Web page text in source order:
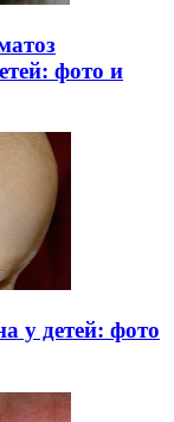
фото и
у детей: фото